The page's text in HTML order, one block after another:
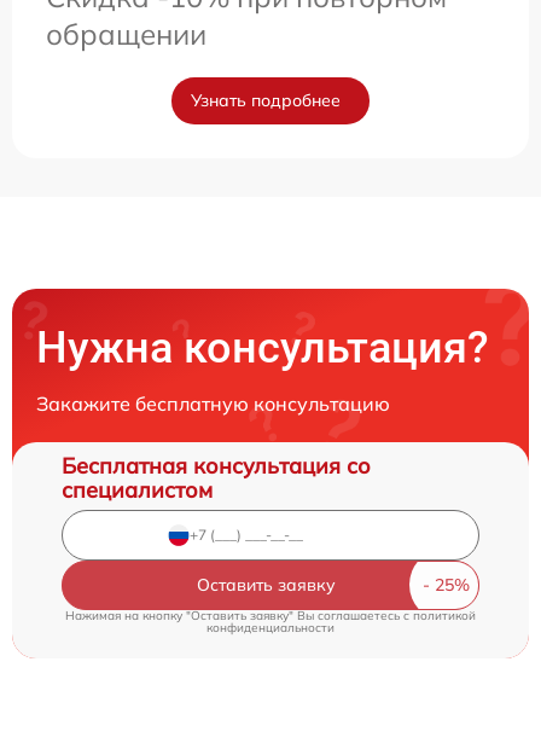
обращении
Узнать подробнее
Нужна консультация?
Закажите бесплатную консультацию
Бесплатная консультация со
специалистом
Оставить заявку
Нажимая на кнопку "Оставить заявку" Вы соглашаетесь cполитикой
конфиденциальности